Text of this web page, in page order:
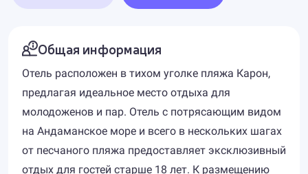
Общая информация
Отель расположен в тихом уголке пляжа Карон,
предлагая идеальное место отдыха для
молодоженов и пар. Отель с потрясающим видом
на Андаманское море и всего в нескольких шагах
от песчаного пляжа предоставляет эксклюзивный
отдых для гостей старше 18 лет. К размещению